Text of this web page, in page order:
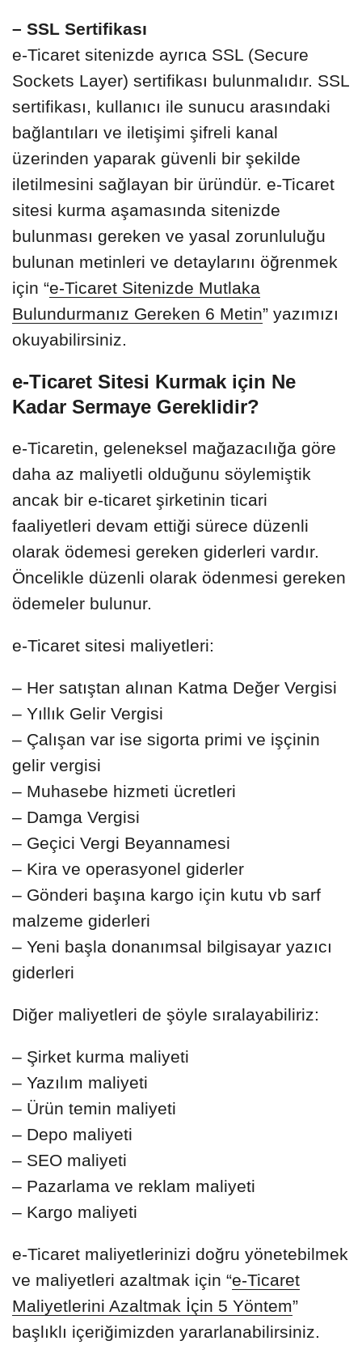
– SSL Sertifikası
e-Ticaret sitenizde ayrıca SSL (Secure
Sockets Layer) sertifikası bulunmalıdır. SSL
sertifikası, kullanıcı ile sunucu arasındaki
bağlantıları ve iletişimi şifreli kanal
üzerinden yaparak güvenli bir şekilde
iletilmesini sağlayan bir üründür. e-Ticaret
sitesi kurma aşamasında sitenizde
bulunması gereken ve yasal zorunluluğu
bulunan metinleri ve detaylarını öğrenmek
için “e-Ticaret Sitenizde Mutlaka
Bulundurmanız Gereken 6 Metin” yazımızı
okuyabilirsiniz.
e-Ticaret Sitesi Kurmak için Ne
Kadar Sermaye Gereklidir?
e-Ticaretin, geleneksel mağazacılığa göre
daha az maliyetli olduğunu söylemiştik
ancak bir e-ticaret şirketinin ticari
faaliyetleri devam ettiği sürece düzenli
olarak ödemesi gereken giderleri vardır.
Öncelikle düzenli olarak ödenmesi gereken
ödemeler bulunur.
e-Ticaret sitesi maliyetleri:
– Her satıştan alınan Katma Değer Vergisi
– Yıllık Gelir Vergisi
– Çalışan var ise sigorta primi ve işçinin
gelir vergisi
– Muhasebe hizmeti ücretleri
– Damga Vergisi
– Geçici Vergi Beyannamesi
– Kira ve operasyonel giderler
– Gönderi başına kargo için kutu vb sarf
malzeme giderleri
– Yeni başla donanımsal bilgisayar yazıcı
giderleri
Diğer maliyetleri de şöyle sıralayabiliriz:
– Şirket kurma maliyeti
– Yazılım maliyeti
– Ürün temin maliyeti
– Depo maliyeti
– SEO maliyeti
– Pazarlama ve reklam maliyeti
– Kargo maliyeti
e-Ticaret maliyetlerinizi doğru yönetebilmek
ve maliyetleri azaltmak için “e-Ticaret
Maliyetlerini Azaltmak İçin 5 Yöntem”
başlıklı içeriğimizden yararlanabilirsiniz.